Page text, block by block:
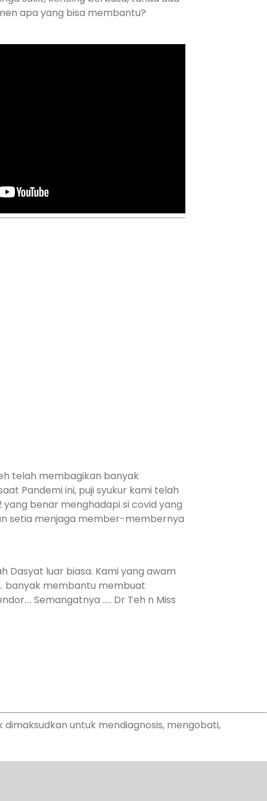
apa yang bisa membantu?
telah membagikan banyak
Pandemi ini, puji syukur kami telah
benar menghadapi si covid yang
setia menjaga member-membernya
Dasyat luar biasa. Kami yang awam
banyak membantu membuat
Semangatnya ….. Dr Teh n Miss
untuk mendiagnosis, mengobati,